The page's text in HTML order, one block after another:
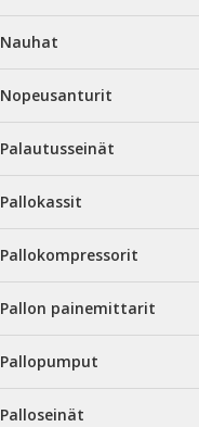
Nauhat
Nopeusanturit
Palautusseinät
Pallokassit
Pallokompressorit
Pallon painemittarit
Pallopumput
Palloseinät